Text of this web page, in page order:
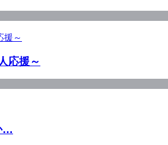
応援～
…